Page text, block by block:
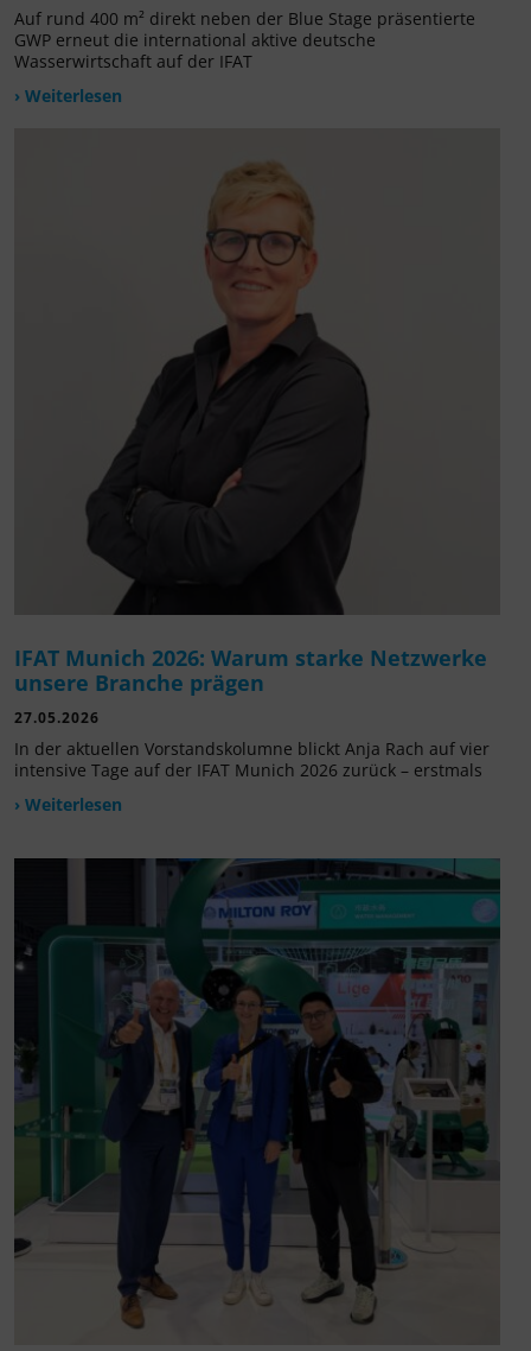
Auf rund 400 m² direkt neben der Blue Stage präsentierte
GWP erneut die international aktive deutsche
Wasserwirtschaft auf der IFAT
› Weiterlesen
IFAT Munich 2026: Warum starke Netzwerke
unsere Branche prägen
27.05.2026
In der aktuellen Vorstandskolumne blickt Anja Rach auf vier
intensive Tage auf der IFAT Munich 2026 zurück – erstmals
› Weiterlesen